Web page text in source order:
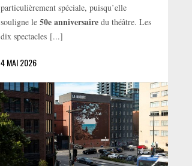
particulièrement spéciale, puisqu’elle
souligne le50e anniversaire du théâtre. Les
dix spectacles [...]
4 MAI 2026